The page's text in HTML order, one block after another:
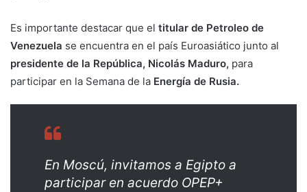
Es importante destacar que el titular de Petroleo de
Venezuela se encuentra en el país Euroasiático junto al
presidente de la República, Nicolás Maduro, para
participar en la Semana de la Energía de Rusia.
En Moscú, invitamos a Egipto a
participar en acuerdo OPEP+